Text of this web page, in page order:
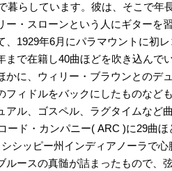
暮らしています。彼は、そこで年
ー・スローンという人にギターを
、1929年6月にパラマウントに初
まで在籍し40曲ほどを吹き込んで
かに、ウィリー・ブラウンとのデ
フィドルをバックにしたものなど
アル、ゴスペル、ラグタイムなど
ード・カンパニー( ARC )に29曲
シッピー州インディアノーラで
ルースの真髄が詰まったもので、